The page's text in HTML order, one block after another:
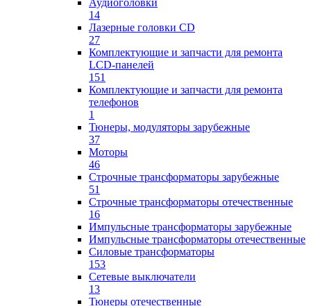
14
Лазерные головки CD
27
Комплектующие и запчасти для ремонта
LCD-панелей
151
Комплектующие и запчасти для ремонта
телефонов
1
Тюнеры, модуляторы зарубежные
37
Моторы
46
Строчные трансформаторы зарубежные
51
Строчные трансформаторы отечественные
16
Импульсные трансформаторы зарубежные
Импульсные трансформаторы отечественные
Силовые трансформаторы
153
Сетевые выключатели
13
Тюнеры отечественные